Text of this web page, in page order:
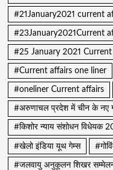
#21January2021 current
#23January2021Current
#25 January 2021 Current
#Current affairs one liner
#oneliner Current affairs
#अरुणाचल प्रदेश में चीन के नए
#किशोर न्याय संशोधन विधेयक
#खेलो इंडिया यूथ गेम्स
#जलवायु अनुकूलन शिखर